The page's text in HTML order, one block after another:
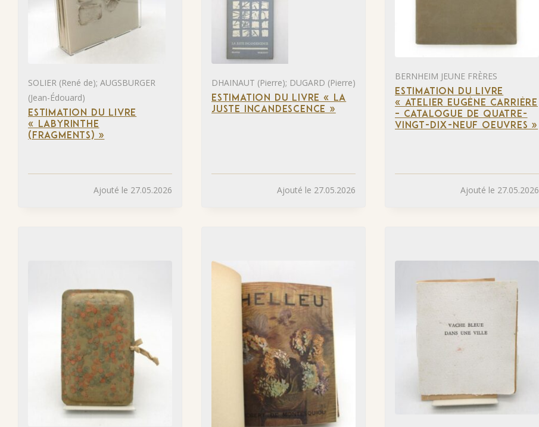
SOLIER (René de); AUGSBURGER
(Jean-Édouard)
ESTIMATION DU LIVRE
« LABYRINTHE
(FRAGMENTS) »
Ajouté le 27.05.2026
DHAINAUT (Pierre); DUGARD (Pierre)
ESTIMATION DU LIVRE « LA
JUSTE INCANDESCENCE »
Ajouté le 27.05.2026
BERNHEIM JEUNE FRÈRES
ESTIMATION DU LIVRE
« ATELIER EUGÈNE CARRIÈRE
– CATALOGUE DE QUATRE-
VINGT-DIX-NEUF OEUVRES »
Ajouté le 27.05.2026